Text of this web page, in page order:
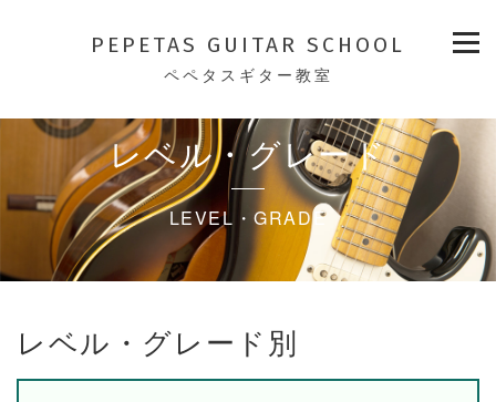
PEPETAS GUITAR SCHOOL
ペペタスギター教室
レベル・グレード
LEVEL・GRADE
レベル・グレード別